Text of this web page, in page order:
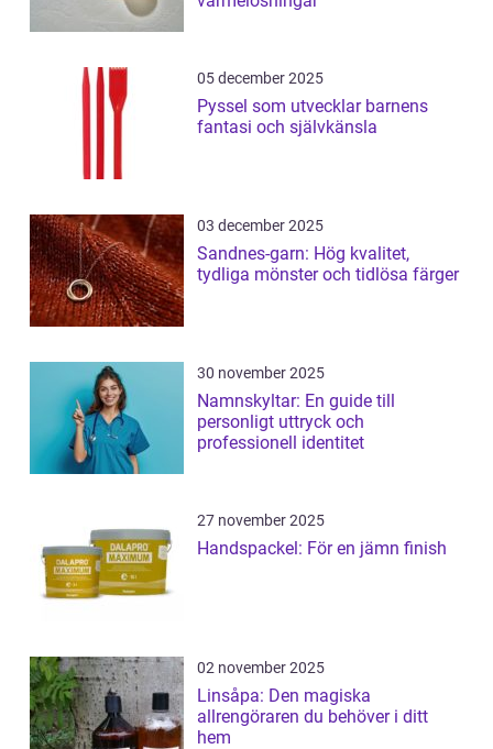
05 december 2025
Pyssel som utvecklar barnens
fantasi och självkänsla
03 december 2025
Sandnes-garn: Hög kvalitet,
tydliga mönster och tidlösa färger
30 november 2025
Namnskyltar: En guide till
personligt uttryck och
professionell identitet
27 november 2025
Handspackel: För en jämn finish
02 november 2025
Linsåpa: Den magiska
allrengöraren du behöver i ditt
hem